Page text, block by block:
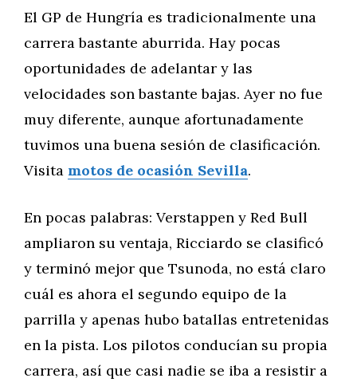
El GP de Hungría es tradicionalmente una
carrera bastante aburrida. Hay pocas
oportunidades de adelantar y las
velocidades son bastante bajas. Ayer no fue
muy diferente, aunque afortunadamente
tuvimos una buena sesión de clasificación.
Visita motos de ocasión Sevilla.
En pocas palabras: Verstappen y Red Bull
ampliaron su ventaja, Ricciardo se clasificó
y terminó mejor que Tsunoda, no está claro
cuál es ahora el segundo equipo de la
parrilla y apenas hubo batallas entretenidas
en la pista. Los pilotos conducían su propia
carrera, así que casi nadie se iba a resistir a